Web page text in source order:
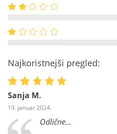
Najkoristnejši pregled:
Sanja M.
19. januar 2024.
Odlične...